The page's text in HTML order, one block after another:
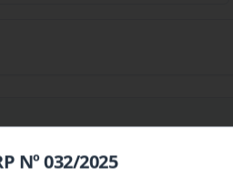
Nº 032/2025